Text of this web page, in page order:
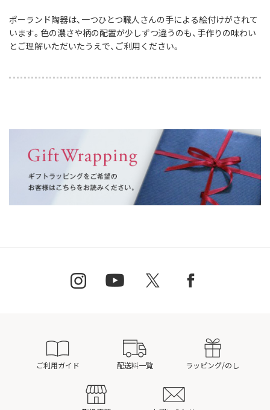
ポーランド陶器は、一つひとつ職人さんの手による絵付けがされて
います。色の濃さや柄の配置が少しずつ違うのも、手作りの味わい
とご理解いただいたうえで、ご利用ください。
ご利用ガイド 配送料一覧 ラッピング/のし